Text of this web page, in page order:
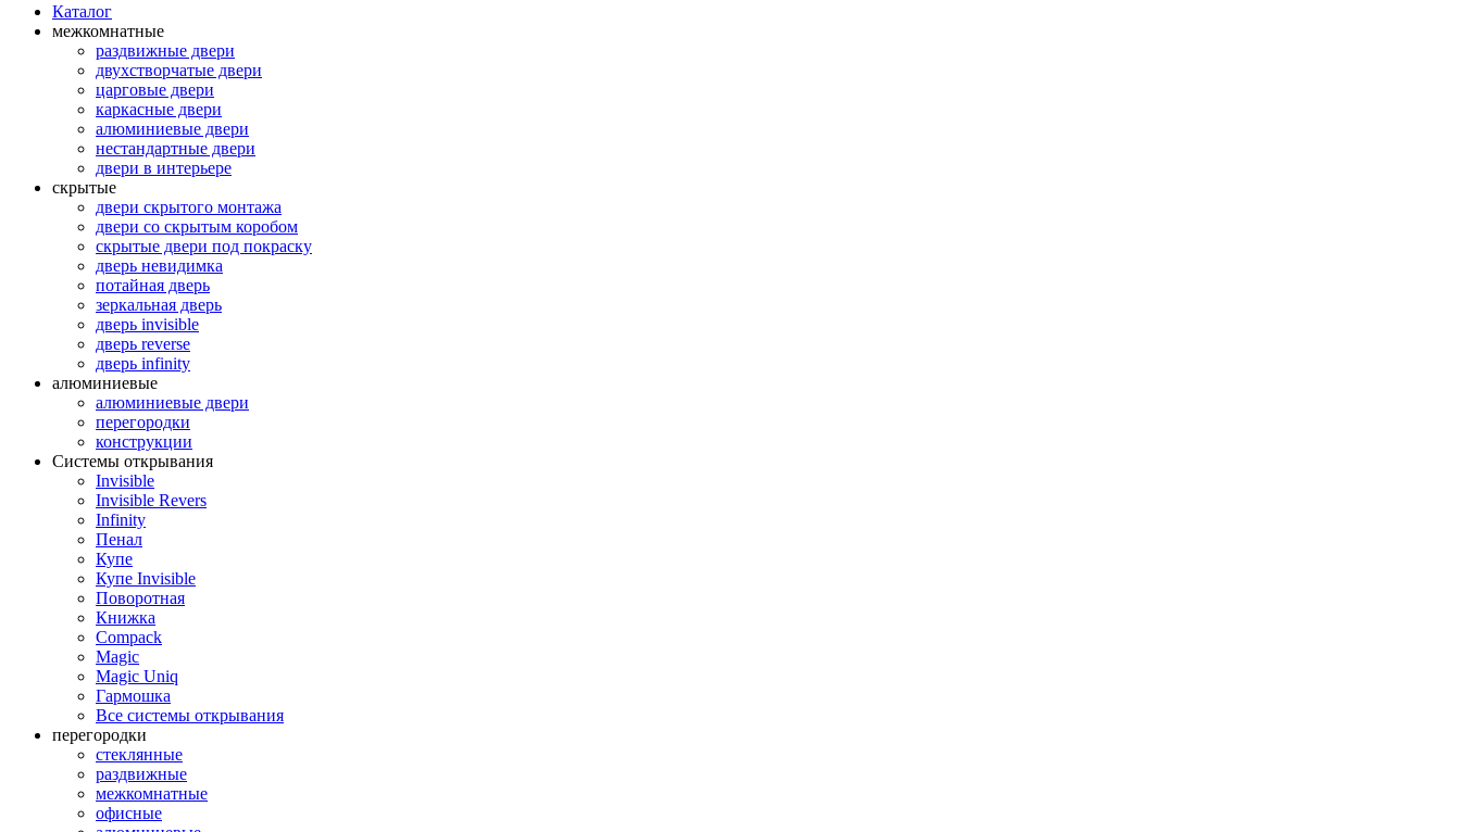
Каталог
межкомнатные
раздвижные двери
двухстворчатые двери
царговые двери
каркасные двери
алюминиевые двери
нестандартные двери
двери в интерьере
скрытые
двери скрытого монтажа
двери со скрытым коробом
скрытые двери под покраску
дверь невидимка
потайная дверь
зеркальная дверь
дверь invisible
дверь reverse
дверь infinity
алюминиевые
алюминиевые двери
перегородки
конструкции
Системы открывания
Invisible
Invisible Revers
Infinity
Пенал
Купе
Купе Invisible
Поворотная
Книжка
Compack
Magic
Magic Uniq
Гармошка
Все системы открывания
перегородки
стеклянные
раздвижные
межкомнатные
офисные